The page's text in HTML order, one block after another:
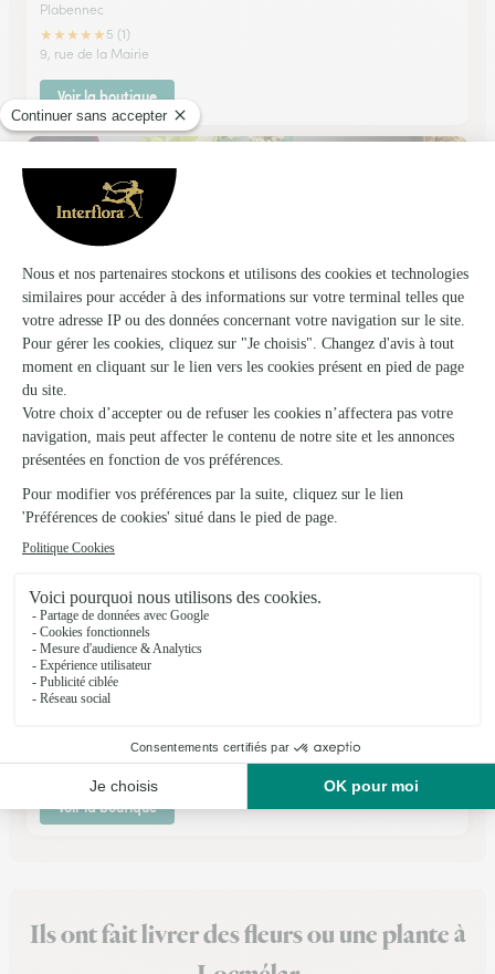
Plabennec
★★★★★ 5 (1)
9, rue de la Mairie
Voir la boutique
Amour de Fleurs
Chateaulin
★★
20, avenue de Quimper
Voir la boutique
Le Jardin des Fleurs
4 (97)
127, boulevard de Coataudon
Voir la boutique
Ils ont fait livrer des fleurs ou une plante à